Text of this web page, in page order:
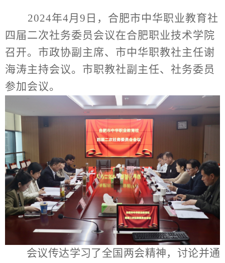
2024年4月 9 日， 合肥市中华职业教育社
四届二次社务委员会议在合肥职业技术学院
召开。 市政协副主席、市中华职教社主任谢
海涛主持会议。市职教社副主任、社务委员
参加会议。
会议传达学习了全国两会精神，讨论并通